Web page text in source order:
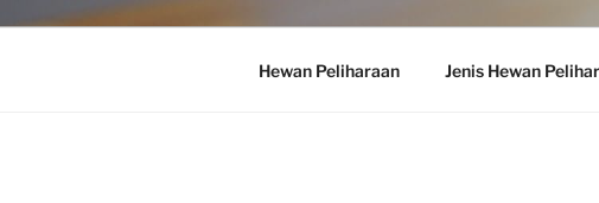
Hewan Peliharaan Jenis Hewan